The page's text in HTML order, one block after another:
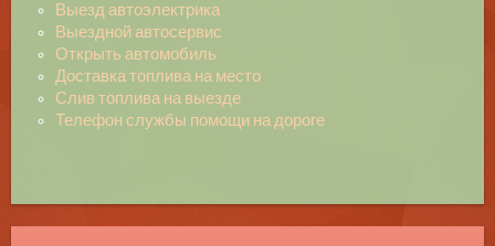
Выезд автоэлектрика
Выездной автосервис
Открыть автомобиль
Доставка топлива на место
Слив топлива на выезде
Телефон службы помощи на дороге